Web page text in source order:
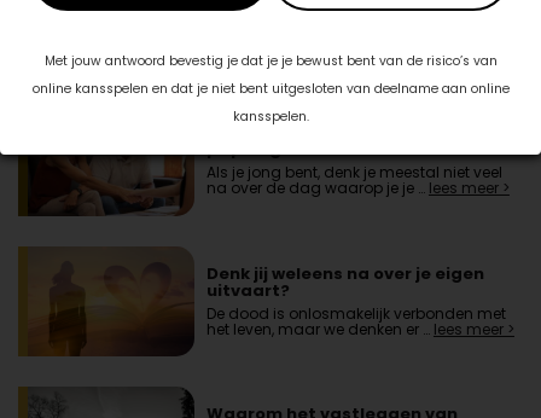
Met jouw antwoord bevestig je dat je je bewust bent van de risico’s van
online kansspelen en dat je niet bent uitgesloten van deelname aan online
kansspelen.
Ook interessant voor jou
Heb jij je laatste wensen al op
papier gezet?
Als je jong bent, denk je meestal niet veel
na over de dag waarop je je … lees meer >
Denk jij weleens na over je eigen
uitvaart?
De dood is onlosmakelijk verbonden met
het leven, maar we denken er … lees meer >